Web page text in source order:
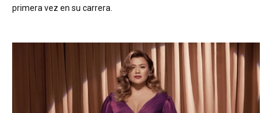
primera vez en su carrera.